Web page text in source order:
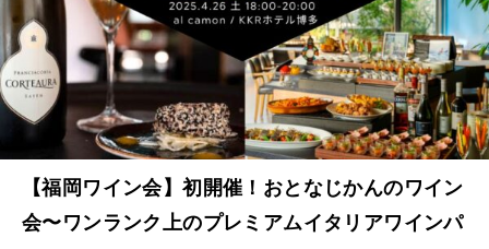
【福岡ワイン会】初開催！おとなじかんのワイン
会〜ワンランク上のプレミアムイタリアワインパ